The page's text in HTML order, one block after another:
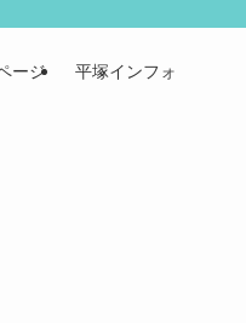
ージ 平塚インフォ